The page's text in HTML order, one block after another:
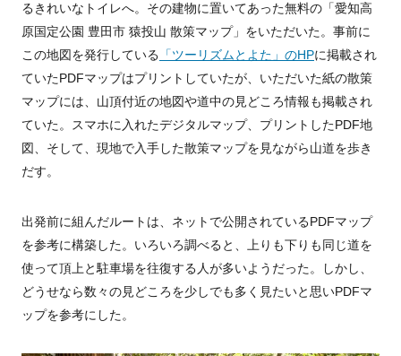
るきれいなトイレへ。その建物に置いてあった無料の「愛知高
原国定公園 豊田市 猿投山 散策マップ」をいただいた。事前に
この地図を発行している
「ツーリズムとよた」のHPに掲載され
ていたPDFマップはプリントしていたが、いただいた紙の散策
マップには、山頂付近の地図や道中の見どころ情報も掲載され
ていた。スマホに入れたデジタルマップ、プリントしたPDF地
図、そして、現地で入手した散策マップを見ながら山道を歩き
だす。
出発前に組んだルートは、ネットで公開されているPDFマップ
を参考に構築した。いろいろ調べると、上りも下りも同じ道を
使って頂上と駐車場を往復する人が多いようだった。しかし、
どうせなら数々の見どころを少しでも多く見たいと思いPDFマ
ップを参考にした。